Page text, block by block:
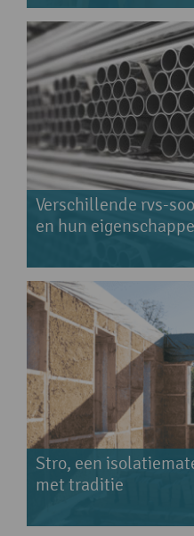
Verschillende rvs-
en hun
Stro, een
met traditie